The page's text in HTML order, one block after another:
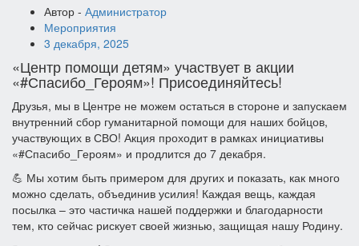
Автор - Администратор
Мероприятия
3 декабря, 2025
«Центр помощи детям» участвует в акции
«#Спасибо_Героям»! Присоединяйтесь!
Друзья, мы в Центре не можем остаться в стороне и запускаем
внутренний сбор гуманитарной помощи для наших бойцов,
участвующих в СВО! Акция проходит в рамках инициативы
«#Спасибо_Героям» и продлится до 7 декабря.
💪 Мы хотим быть примером для других и показать, как много
можно сделать, объединив усилия! Каждая вещь, каждая
посылка – это частичка нашей поддержки и благодарности
тем, кто сейчас рискует своей жизнью, защищая нашу Родину.